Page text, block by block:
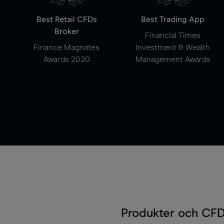
Best Retail CFDs
Broker
Finance Magnates
Awards 2020
Best Trading App
Financial Times
Investment & Wealth
Management Awards
Produkter och